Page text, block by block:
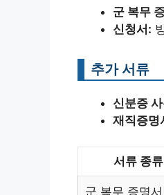
군 복무
신청서:
추가 서류
신분증
재직증명
서류 종류
군 복무 증명서